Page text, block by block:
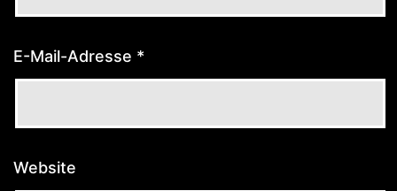
E-Mail-Adresse *
Website